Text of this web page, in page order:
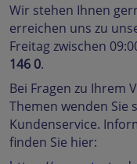
Wir stehen Ihnen
erreichen uns zu
Freitag zwischen
146 0.
Bei Fragen zu Ihrem
Themen wenden Sie
Kundenservice.
finden Sie hier: